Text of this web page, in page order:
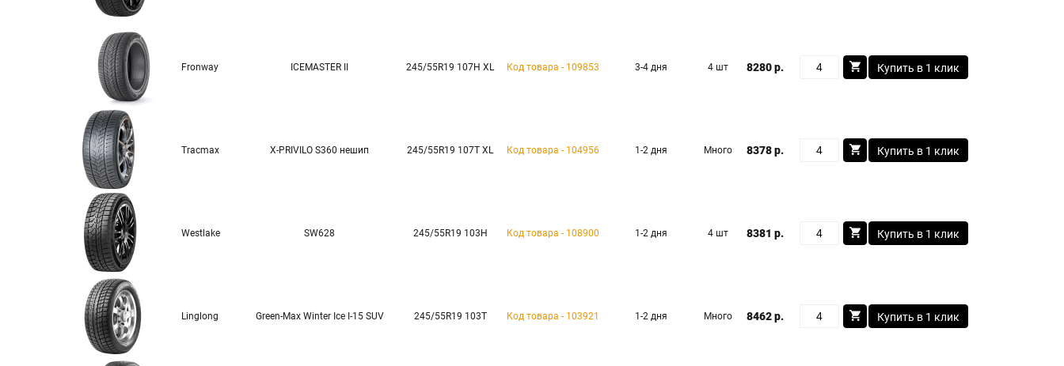
Fronway ICEMASTER II 245/55R19 107H XL Код товара - 109853 3-4 дня 4 шт 8280 р. Купить в 1 клик
Tracmax X-PRIVILO S360 нешип 245/55R19 107T XL Код товара - 104956 1-2 дня Много 8378 р. Купить в 1 клик
Westlake SW628 245/55R19 103H Код товара - 108900 1-2 дня 4 шт 8381 р. Купить в 1 клик
Linglong Green-Max Winter Ice I-15 SUV 245/55R19 103T Код товара - 103921 1-2 дня Много 8462 р. Купить в 1 клик